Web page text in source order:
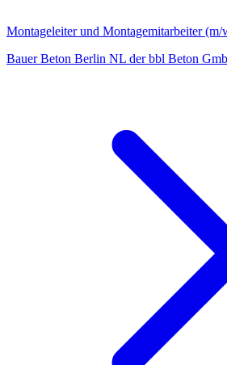
Montageleiter und Montagemitarbeiter (m/
Bauer Beton Berlin NL der bbl Beton